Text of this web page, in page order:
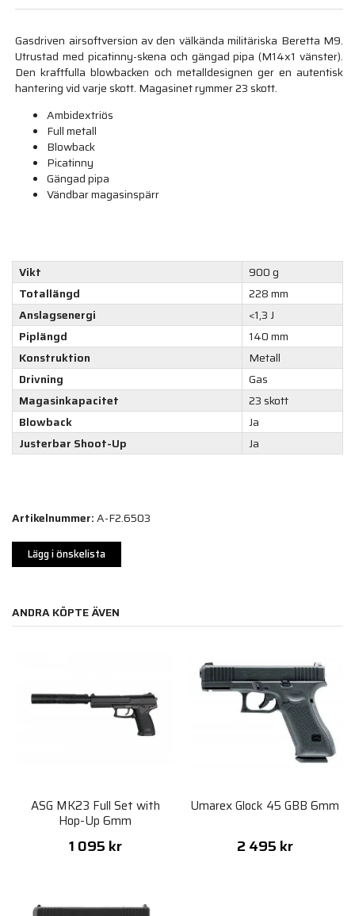
Gasdriven airsoftversion av den välkända militäriska Beretta M9.
Utrustad med picatinny-skena och gängad pipa (M14x1 vänster).
Den kraftfulla blowbacken och metalldesignen ger en autentisk
hantering vid varje skott. Magasinet rymmer 23 skott.
Ambidextriös
Full metall
Blowback
Picatinny
Gängad pipa
Vändbar magasinspärr
Vikt
900 g
Totallängd
228 mm
Anslagsenergi
<1,3 J
Piplängd
140 mm
Konstruktion
Metall
Drivning
Gas
Magasinkapacitet
23 skott
Blowback
Ja
Justerbar Shoot-Up
Ja
Artikelnummer:A-F2.6503
Lägg i önskelista
ANDRA KÖPTE ÄVEN
ASG MK23 Full Set with
Hop-Up 6mm
1 095 kr
Umarex Glock 45 GBB 6mm
2 495 kr